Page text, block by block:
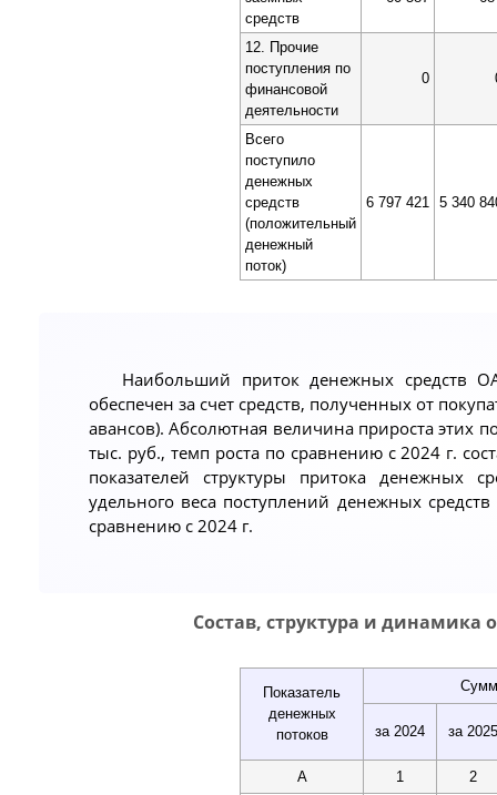
средств
12. Прочие
поступления по
финансовой
деятельности
0
Всего
поступило
денежных
средств
(положительный
денежный
поток)
6 797 421 5 340
Наибольший приток денежных средств
обеспечен за счет средств, полученных от
авансов). Абсолютная величина прироста этих
тыс. руб., темп роста по сравнению с 2024 г.
показателей структуры притока денежных
удельного веса поступлений денежных
сравнению с 2024 г.
Состав, структура и динамика
Показатель
денежных
потоков
за 2024 за 2025
А 1
2